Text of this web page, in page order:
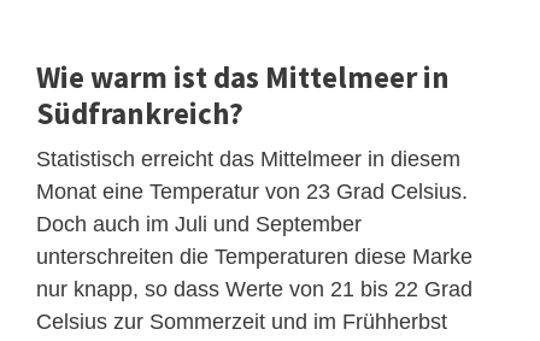
Wie warm ist das Mittelmeer in
Südfrankreich?
Statistisch erreicht das Mittelmeer in diesem
Monat eine Temperatur von 23 Grad Celsius.
Doch auch im Juli und September
unterschreiten die Temperaturen diese Marke
nur knapp, so dass Werte von 21 bis 22 Grad
Celsius zur Sommerzeit und im Frühherbst